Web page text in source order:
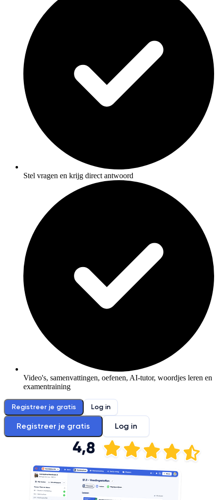
Stel vragen en krijg direct antwoord
Video's, samenvattingen, oefenen, AI-tutor, woordjes leren en
examentraining
Registreer je gratis Log in
Registreer je gratis Log in